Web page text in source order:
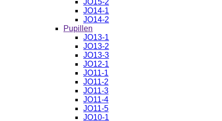
JO15-2
JO14-1
JO14-2
Pupillen
JO13-1
JO13-2
JO13-3
JO12-1
JO11-1
JO11-2
JO11-3
JO11-4
JO11-5
JO10-1